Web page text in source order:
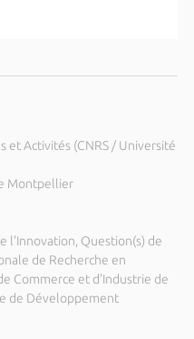
et Activités (CNRS / Université
Montpellier
l'Innovation, Question(s) de
de Recherche en
Commerce et d'Industrie de
de Développement